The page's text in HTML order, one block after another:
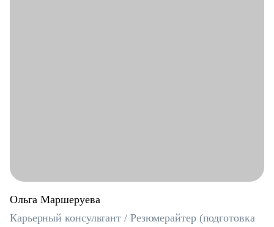
Ольга Маршеруева
Карьерный консультант / Резюмерайтер (подготовка